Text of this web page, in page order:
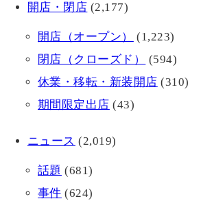
開店・閉店 (2,177)
開店（オープン）
(1,223)
閉店（クローズド）
(594)
休業・移転・新装開店 (310)
期間限定出店 (43)
ニュース (2,019)
話題 (681)
事件 (624)